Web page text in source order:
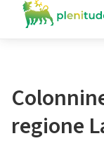
regione